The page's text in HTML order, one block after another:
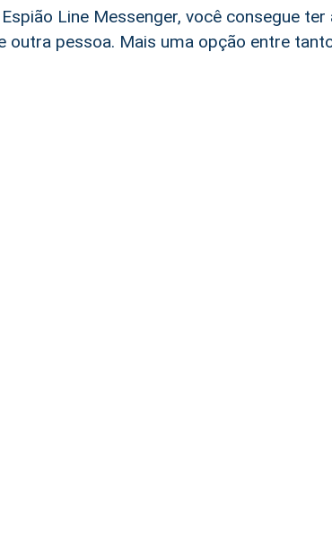
Line Messenger, você consegue
outra pessoa. Mais uma opção entre